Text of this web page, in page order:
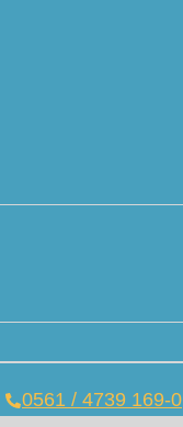
0561 / 4739 169-0